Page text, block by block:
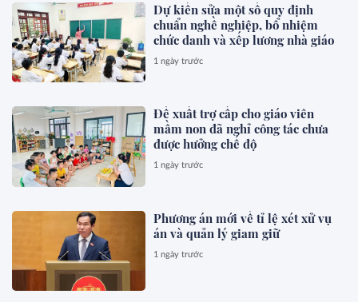
Dự kiến sửa một số quy định
chuẩn nghề nghiệp, bổ nhiệm
chức danh và xếp lương nhà giáo
1 ngày trước
Đề xuất trợ cấp cho giáo viên
mầm non đã nghỉ công tác chưa
được hưởng chế độ
1 ngày trước
Phương án mới về tỉ lệ xét xử vụ
án và quản lý giam giữ
1 ngày trước